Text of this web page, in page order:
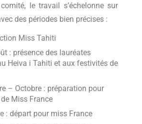
le travail s’échelonne sur
des périodes bien précises :
Miss Tahiti
: présence des lauréates
Heiva i Tahiti et aux festivités de
– Octobre : préparation pour
de Miss France
: départ pour miss France